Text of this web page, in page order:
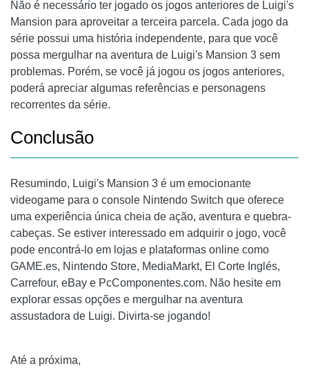
Não é necessário ter jogado os jogos anteriores de Luigi's
Mansion para aproveitar a terceira parcela. Cada jogo da
série possui uma história independente, para que você
possa mergulhar na aventura de Luigi's Mansion 3 sem
problemas. Porém, se você já jogou os jogos anteriores,
poderá apreciar algumas referências e personagens
recorrentes da série.
Conclusão
Resumindo, Luigi's Mansion 3 é um emocionante
videogame para o console Nintendo Switch que oferece
uma experiência única cheia de ação, aventura e quebra-
cabeças. Se estiver interessado em adquirir o jogo, você
pode encontrá-lo em lojas e plataformas online como
GAME.es, Nintendo Store, MediaMarkt, El Corte Inglés,
Carrefour, eBay e PcComponentes.com. Não hesite em
explorar essas opções e mergulhar na aventura
assustadora de Luigi. Divirta-se jogando!
Até a próxima,